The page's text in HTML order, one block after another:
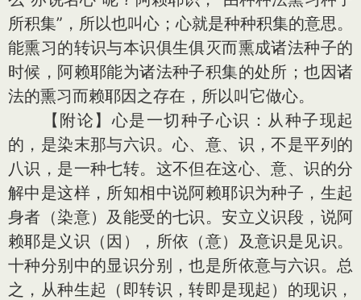
所积集”，所以也叫心；心就是种种积集的意思。
能熏习的转识与本识俱生俱灭而熏成诸法种子的
时候，阿赖耶能为诸法种子积集的处所；也因诸
法的熏习而赖耶因之存在，所以叫它做心。
【附论】心是一切种子心识：从种子现起
的，是染末那与六识。心、意、识，不是平列的
八识，是一种七转。这不但在这心、意、识的分
解中是这样，所知相中说阿赖耶识为种子，生起
身者（染意）及能受的七识。安立义识段，说阿
赖耶是义识（因），所依（意）及意识是见识。
十种分别中的显识分别，也是所依意与六识。总
之，从种生起（即转识，转即是现起）的现识，